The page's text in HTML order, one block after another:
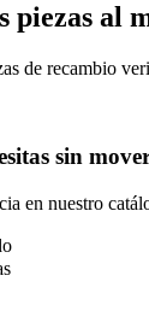
piezas al
de recambio
sin
en nuestro